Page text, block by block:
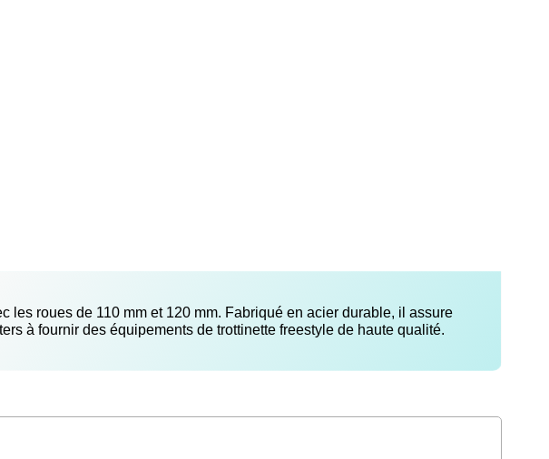
les roues de 110 mm et 120 mm. Fabriqué en acier durable, il assure
à fournir des équipements de trottinette freestyle de haute qualité.